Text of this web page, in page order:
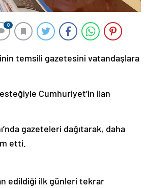
0
temsili gazetesini vatandaşlara
Cumhuriyet’in ilan
gazeteleri dağıtarak, daha
etti.
edildiği ilk günleri tekrar